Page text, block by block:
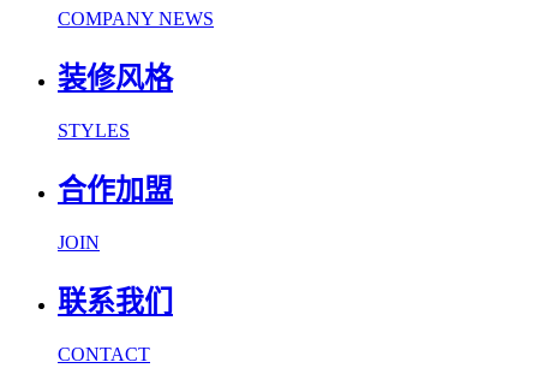
COMPANY NEWS
装修风格
STYLES
合作加盟
JOIN
联系我们
CONTACT